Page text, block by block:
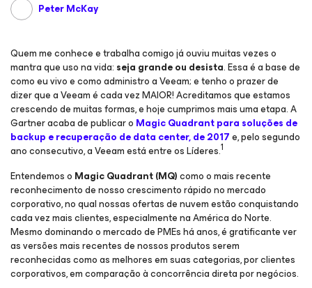
Peter McKay
Quem me conhece e trabalha comigo já ouviu muitas vezes o
mantra que uso na vida: seja grande ou desista. Essa é a base de
como eu vivo e como administro a Veeam; e tenho o prazer de
dizer que a Veeam é cada vez MAIOR! Acreditamos que estamos
crescendo de muitas formas, e hoje cumprimos mais uma etapa. A
Gartner acaba de publicar o Magic Quadrant para soluções de
backup e recuperação de data center, de 2017e, pelo segundo
ano consecutivo, a Veeam está entre os Líderes.1
Entendemos o Magic Quadrant (MQ)como o mais recente
reconhecimento de nosso crescimento rápido no mercado
corporativo, no qual nossas ofertas de nuvem estão conquistando
cada vez mais clientes, especialmente na América do Norte.
Mesmo dominando o mercado de PMEs há anos, é gratificante ver
as versões mais recentes de nossos produtos serem
reconhecidas como as melhores em suas categorias, por clientes
corporativos, em comparação à concorrência direta por negócios.